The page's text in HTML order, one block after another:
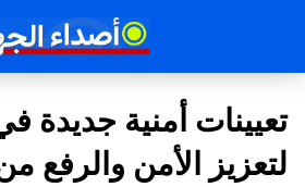
تعيينات أمنية جديدة
لتعزيز الأمن والرفع